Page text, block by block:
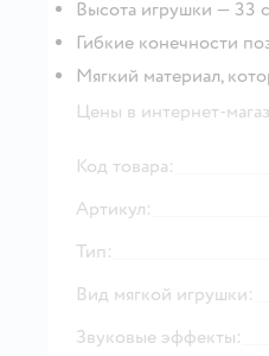
Высота игрушки — 33
Гибкие конечности
Мягкий материал,
Цены в интернет-
Код товара:
Артикул:
Тип:
Вид мягкой игрушки:
Звуковые эффекты: